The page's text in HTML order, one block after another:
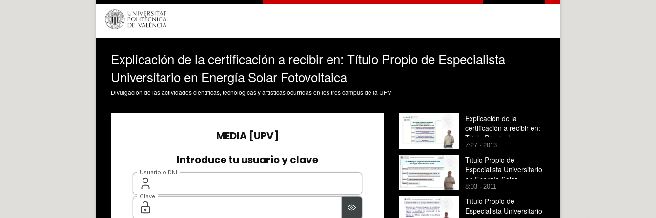
Explicación de la certificación a recibir en: Título Propio de Especialista
Universitario en Energía Solar Fotovoltaica
Divulgación de las actividades científicas, tecnológicas y artísticas ocurridas en los tres campus de la UPV
Explicación de la
certificación a recibir en:
Título Propio de
Especialista Universitario
en Energía Solar
Fotovoltaica
7:27 · 2013
Título Propio de
Especialista Universitario
en Energía Solar
Fotovoltaica (on-line)
8:03 · 2011
Título Propio de
Especialista Universitario